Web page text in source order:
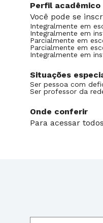
Perfil acadêmico
Você pode se
Integralmente em
Integralmente em
Parcialmente em
Parcialmente em
Integralmente em
Situações
Ser pessoa com
Ser professor da
Onde conferir
Para acessar